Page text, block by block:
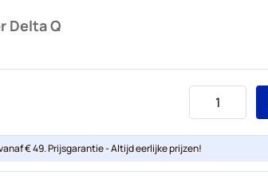
Delta Q
€ 49. Prijsgarantie - Altijd eerlijke prijzen!